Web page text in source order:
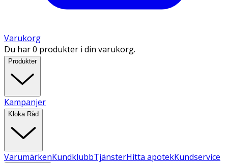
Varukorg
Du har 0 produkter i din varukorg.
Produkter
Kampanjer
Kloka Råd
VarumärkenKundklubbTjänsterHitta apotekKundservice